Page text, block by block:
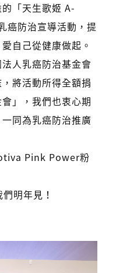
「天生歌姬 A-
癌防治宣導活動，提
自己從健康做起。
人乳癌防治基金會
將活動所得全額捐
」，我們也衷心期
同為乳癌防治推廣
Pink Power粉
明年見！